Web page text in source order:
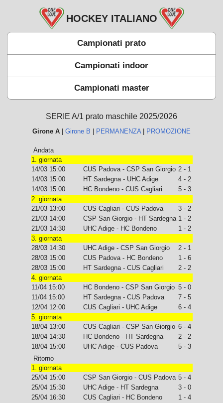
HOCKEY ITALIANO
Campionati prato
Campionati indoor
Campionati master
SERIE A/1 prato maschile 2025/2026
Girone A Girone B PERMANENZA| PROMOZIONE
Andata
1. giornata
14/03 15:00
CUS Padova - CSP San Giorgio 2 - 1
14/03 15:00
HT Sardegna - UHC Adige
4 - 2
14/03 15:00
HC Bondeno - CUS Cagliari
5 - 3
2. giornata
21/03 13:00
CUS Cagliari - CUS Padova
3 - 2
21/03 14:00
CSP San Giorgio - HT Sardegna 1 - 2
21/03 14:30
UHC Adige - HC Bondeno
1 - 2
3. giornata
28/03 14:30
UHC Adige - CSP San Giorgio
2 - 1
28/03 15:00
CUS Padova - HC Bondeno
1 - 6
28/03 15:00
HT Sardegna - CUS Cagliari
2 - 2
4. giornata
11/04 15:00
HC Bondeno - CSP San Giorgio 5 - 0
11/04 15:00
HT Sardegna - CUS Padova
7 - 5
12/04 12:00
CUS Cagliari - UHC Adige
6 - 4
5. giornata
18/04 13:00
CUS Cagliari - CSP San Giorgio 6 - 4
18/04 14:30
HC Bondeno - HT Sardegna
2 - 2
18/04 15:00
UHC Adige - CUS Padova
5 - 3
Ritorno
1. giornata
25/04 15:00
CSP San Giorgio - CUS Padova 5 - 4
25/04 15:30
UHC Adige - HT Sardegna
3 - 0
25/04 16:30
CUS Cagliari - HC Bondeno
1 - 4